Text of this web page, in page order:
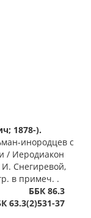
1878-).
инородцев с
/ Иеродиакон
Снегиревой,
в примеч. .
ББК 86.3
63.3(2)531-37